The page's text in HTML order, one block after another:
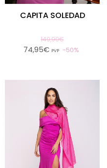
CAPITA SOLEDAD
149,90€
74,95€ PVP 50%